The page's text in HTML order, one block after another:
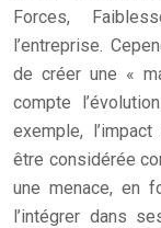
Forces,
l’entreprise.
de créer une «
compte
exemple,
être considérée
une menace, en
l’intégrer dans